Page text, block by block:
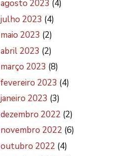
agosto 2023 (4)
julho 2023 (4)
maio 2023 (2)
abril 2023 (2)
março 2023 (8)
fevereiro 2023 (4)
janeiro 2023 (3)
dezembro 2022 (2)
novembro 2022 (6)
outubro 2022 (4)